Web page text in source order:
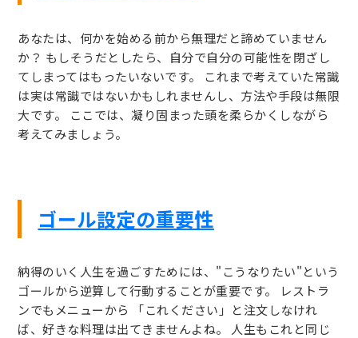
あなたは、何かを始める前から無理だと諦めていません
か？ もしそうだとしたら、自分で自分の可能性を閉ざし
てしまってはもったいないです。 これまで考えていた常識
は実は常識ではないかもしれませんし、方法や手段は無限
大です。 ここでは、凝り固まった頭を柔らかくしながら
考えてみましょう。
ゴール設定の重要性
納得のいく人生を過ごすためには、"こうなりたい"という
ゴールから逆算して行動することが重要です。 レストラ
ンでもメニューから 「これください」と注文しなけれ
ば、好きな料理は出てきませんよね。 人生もこれと同じ